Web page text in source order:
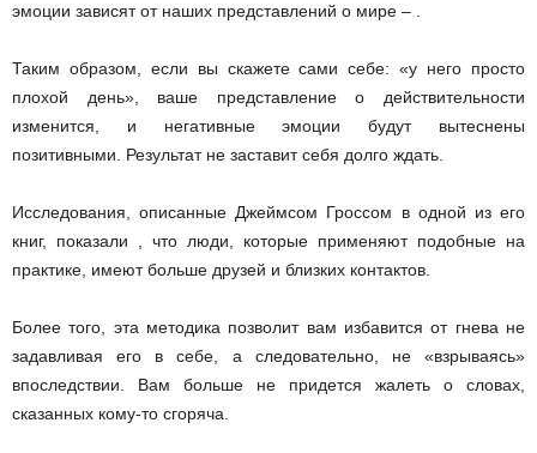
эмоции зависят от наших представлений о мире – .
Таким образом, если вы скажете сами себе: «у него просто
плохой день», ваше представление о действительности
изменится, и негативные эмоции будут вытеснены
позитивными. Результат не заставит себя долго ждать.
Исследования, описанные Джеймсом Гроссом в одной из его
книг, показали , что люди, которые применяют подобные на
практике, имеют больше друзей и близких контактов.
Более того, эта методика позволит вам избавится от гнева не
задавливая его в себе, а следовательно, не «взрываясь»
впоследствии. Вам больше не придется жалеть о словах,
сказанных кому-то сгоряча.